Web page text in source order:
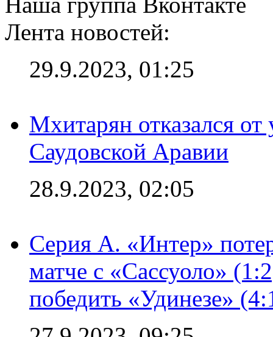
Лента новостей:
29.9.2023, 01:25
Мхитарян отказался от
Саудовской Аравии
28.9.2023, 02:05
Серия А. «Интер»
матче с «Сассуоло»
победить «Удинезе»